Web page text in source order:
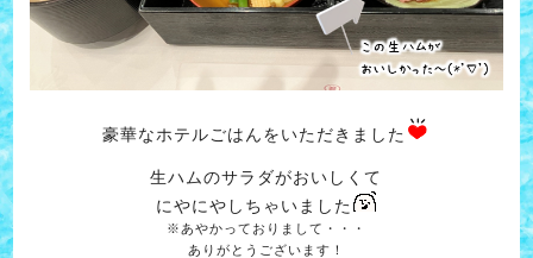
豪華なホテルごはんをいただきました
生ハムのサラダがおいしくて
にやにやしちゃいました
※あやかっておりまして・・・
ありがとうございます！